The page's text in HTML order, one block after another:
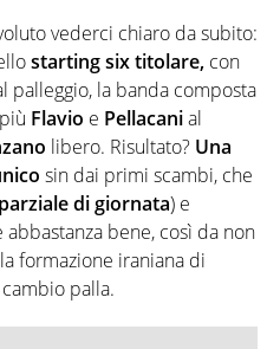
vederci chiaro da subito:
starting six titolare, con
palleggio, la banda composta
più Flavio e Pellacanial
libero. Risultato? Una
sin dai primi scambi, che
di giornata) e
bene, così da non
formazione iraniana di
palla.